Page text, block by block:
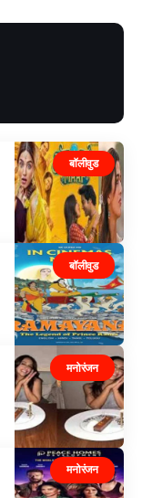
बॉलीवुड
बॉलीवुड
मनोरंजन
मनोरंजन